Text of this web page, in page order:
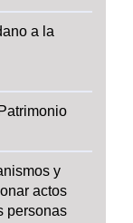
a la
y
actos
personas